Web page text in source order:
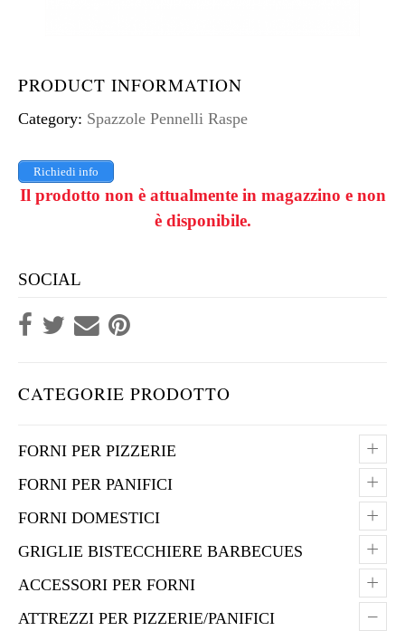
PRODUCT INFORMATION
Category: Spazzole Pennelli Raspe
Richiedi info
Il prodotto non è attualmente in magazzino e non
è disponibile.
SOCIAL
CATEGORIE PRODOTTO
+
FORNI PER PIZZERIE
+
FORNI PER PANIFICI
+
FORNI DOMESTICI
+
GRIGLIE BISTECCHIERE BARBECUES
+
ACCESSORI PER FORNI
–
ATTREZZI PER PIZZERIE/PANIFICI